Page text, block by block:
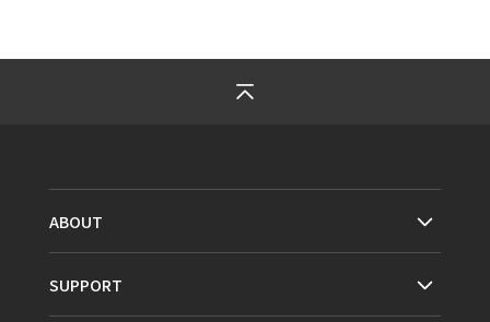
ABOUT
SUPPORT